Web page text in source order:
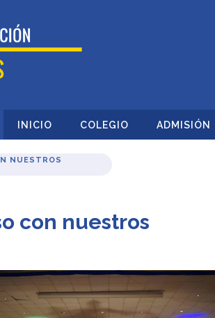
INICIO COLEGIO ADMISIÓN
NUESTROS
con nuestros